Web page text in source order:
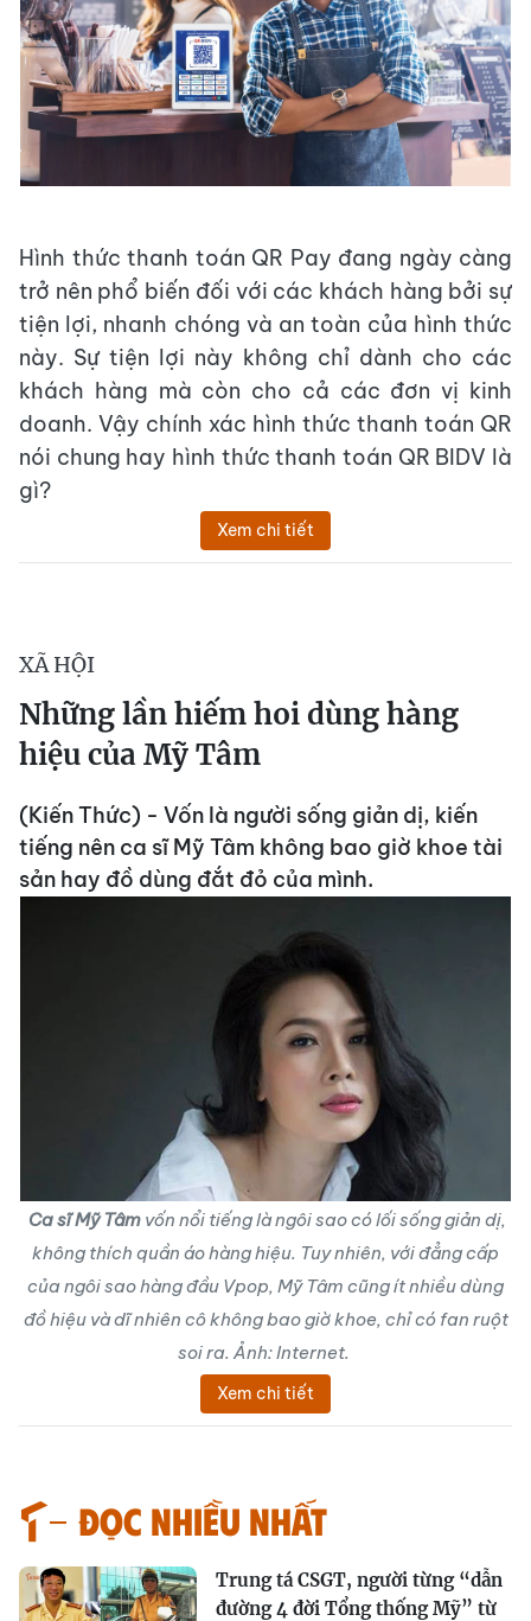
Hình thức thanh toán QR Pay đang ngày càng
trở nên phổ biến đối với các khách hàng bởi sự
tiện lợi, nhanh chóng và an toàn của hình thức
này. Sự tiện lợi này không chỉ dành cho các
khách hàng mà còn cho cả các đơn vị kinh
doanh. Vậy chính xác hình thức thanh toán QR
nói chung hay hình thức thanh toán QR BIDV là
gì?
Xem chi tiết
XÃ HỘI
Những lần hiếm hoi dùng hàng
hiệu của Mỹ Tâm
(Kiến Thức) - Vốn là người sống giản dị, kiến
tiếng nên ca sĩ Mỹ Tâm không bao giờ khoe tài
sản hay đồ dùng đắt đỏ của mình.
Ca sĩ Mỹ Tâm vốn nổi tiếng là ngôi sao có lối sống giản dị,
không thích quần áo hàng hiệu. Tuy nhiên, với đẳng cấp
của ngôi sao hàng đầu Vpop, Mỹ Tâm cũng ít nhiều dùng
đồ hiệu và dĩ nhiên cô không bao giờ khoe, chỉ có fan ruột
soi ra. Ảnh: Internet.
Xem chi tiết
Đọc nhiều nhất
Trung tá CSGT, người từng “dẫn
đường 4 đời Tổng thống Mỹ” từ